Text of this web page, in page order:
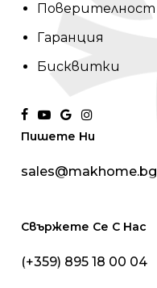
Поверителност
Гаранция
Бисквитки
facebook
youtube
google-
plus
instagram
Пишете Ни
sales@makhome.bg
Свържете Се С Нас
(+359) 895 18 00 04